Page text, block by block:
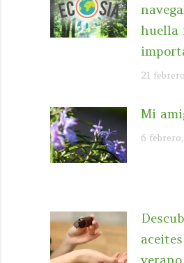
huella
21
Mi
6